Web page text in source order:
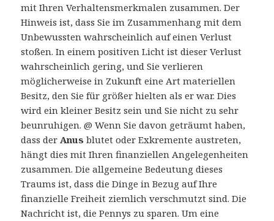
mit Ihren Verhaltensmerkmalen zusammen. Der
Hinweis ist, dass Sie im Zusammenhang mit dem
Unbewussten wahrscheinlich auf einen Verlust
stoßen. In einem positiven Licht ist dieser Verlust
wahrscheinlich gering, und Sie verlieren
möglicherweise in Zukunft eine Art materiellen
Besitz, den Sie für größer hielten als er war. Dies
wird ein kleiner Besitz sein und Sie nicht zu sehr
beunruhigen. @ Wenn Sie davon geträumt haben,
dass derAnus blutet oder Exkremente austreten,
hängt dies mit Ihren finanziellen Angelegenheiten
zusammen. Die allgemeine Bedeutung dieses
Traums ist, dass die Dinge in Bezug auf Ihre
finanzielle Freiheit ziemlich verschmutzt sind. Die
Nachricht ist, die Pennys zu sparen. Um eine